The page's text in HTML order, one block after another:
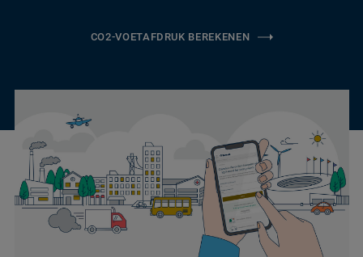
CO2-VOETAFDRUK BEREKENEN